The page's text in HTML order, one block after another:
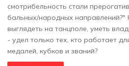
смотрибельность стали
бальных/народных направлений?"
выглядеть на танцполе, уметь
- удел только тех, кто работает
медалей, кубков и званий?